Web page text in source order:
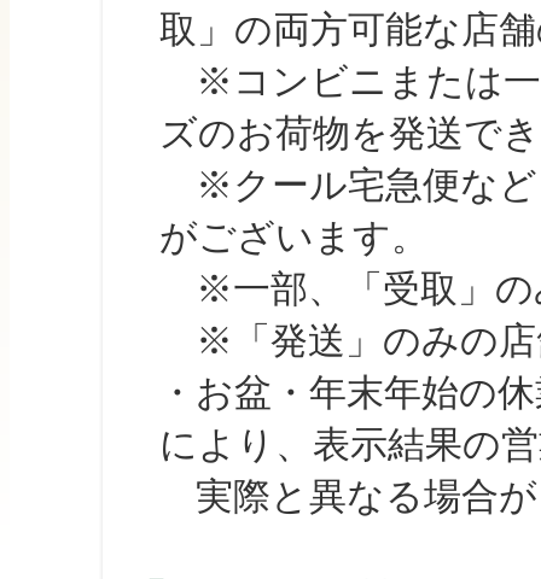
取」の両方可能な店
※コンビニまたは一
ズのお荷物を発送で
※クール宅急便など
がございます。
※一部、「受取」の
※「発送」のみの店
・お盆・年末年始の
により、表示結果の
実際と異なる場合が